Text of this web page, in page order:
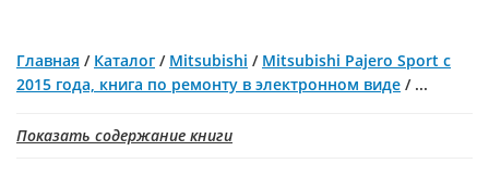
Главная / Каталог / Mitsubishi / Mitsubishi Pajero Sport с
2015 года, книга по ремонту в электронном виде / ...
Показать содержание книги